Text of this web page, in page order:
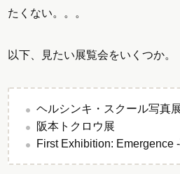
たくない。。。
以下、見たい展覧会をいくつか。
ヘルシンキ・スクール写真
阪本トクロウ展
First Exhibition: Emergence